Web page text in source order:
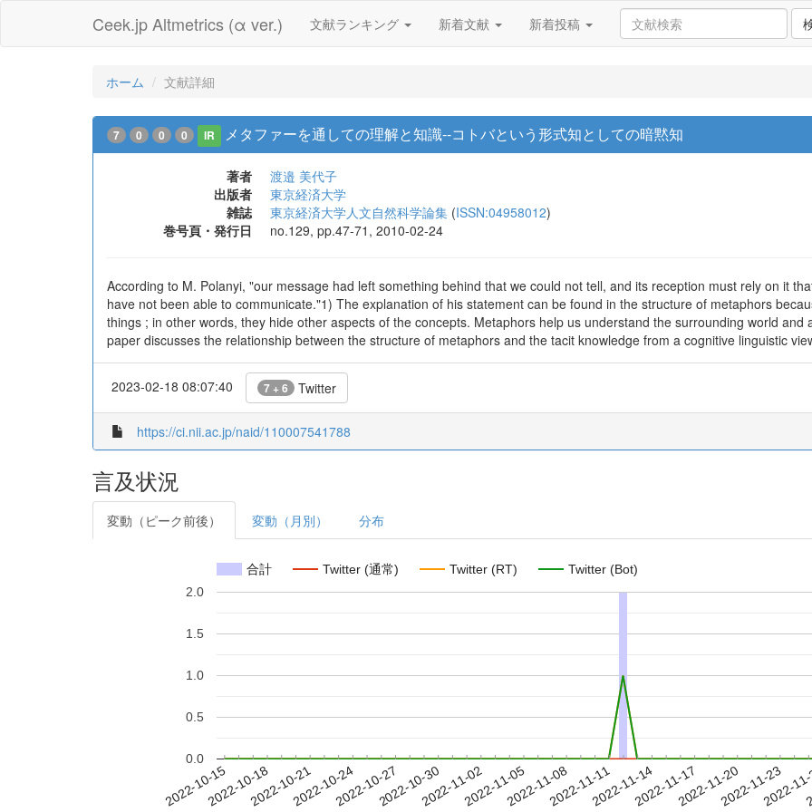
Ceek.jp Altmetrics (α ver.) 文献ランキング 新着文献 新着投稿
ホーム 文献詳細
7 0 0 0 IR メタファーを通しての理解と知識--コトバという形式知としての暗黙知
著者
渡邉 美代子
出版者
東京経済大学
雑誌
東京経済大学人文自然科学論集 (ISSN:04958012)
巻号頁・発行日
no.129, pp.47-71, 2010-02-24
According to M. Polanyi, "our message had left something behind that we could not tell, and its reception must rely on it
have not been able to communicate."1) The explanation of his statement can be found in the structure of metaphors
things ; in other words, they hide other aspects of the concepts. Metaphors help us understand the surrounding world
paper discusses the relationship between the structure of metaphors and the tacit knowledge from a cognitive linguistic
2023-02-18 08:07:40 7 + 6 Twitter
https://ci.nii.ac.jp/naid/110007541788
言及状況
変動（ピーク前後） 変動（月別） 分布
合計 Twitter (通常) Twitter (RT) Twitter (Bot)
2022-10-152022-10-182022-10-212022-10-242022-10-272022-10-302022-11-022022-11-052022-11-082022-11-112022-11-142022-11-172022-11-202022-11-23
2022-
0.0
0.5
1.0
1.5
2.0